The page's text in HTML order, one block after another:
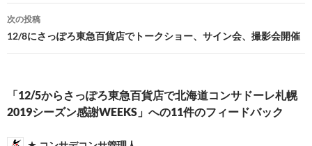
ナ
ビ
ゲ
ー
シ
ョ
次の投稿
12/8にさっぽろ東急百貨店でトークショー、サイン会、撮影会開催
「12/5からさっぽろ東急百貨店で北海道コンサドーレ札幌
2019シーズン感謝WEEKS」への11件のフィードバック